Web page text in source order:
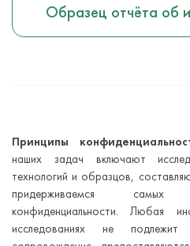
Образец отчёта об
Принципы
наших задач включают
технологий и образцов,
придерживаемся самых
конфиденциальности. Любая
исследованиях не подлежит